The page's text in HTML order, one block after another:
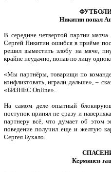
Никитин попал
В середине четвертой партии
Сергей Никитин ошибся в приёме
решил выместить злобу на мяче,
крайне неудачно, попав по лицу
«Мы партнёры, товарищи по
конфликтовать, играли дальше», –
«БИЗНЕС Online».
На самом деле опытный
поступок принял не сразу и
партнеру всё, что думает об этом
поведение получил еще и желтую
Сергея Бухало.
Керминен